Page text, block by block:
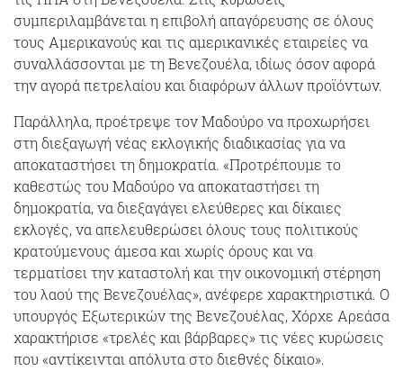
συμπεριλαμβάνεται η επιβολή απαγόρευσης σε όλους
τους Αμερικανούς και τις αμερικανικές εταιρείες να
συναλλάσσονται με τη Βενεζουέλα, ιδίως όσον αφορά
την αγορά πετρελαίου και διαφόρων άλλων προϊόντων.
Παράλληλα, προέτρεψε τον Μαδούρο να προχωρήσει
στη διεξαγωγή νέας εκλογικής διαδικασίας για να
αποκαταστήσει τη δημοκρατία. «Προτρέπουμε το
καθεστώς του Μαδούρο να αποκαταστήσει τη
δημοκρατία, να διεξαγάγει ελεύθερες και δίκαιες
εκλογές, να απελευθερώσει όλους τους πολιτικούς
κρατούμενους άμεσα και χωρίς όρους και να
τερματίσει την καταστολή και την οικονομική στέρηση
του λαού της Βενεζουέλας», ανέφερε χαρακτηριστικά. Ο
υπουργός Εξωτερικών της Βενεζουέλας, Χόρχε Αρεάσα
χαρακτήρισε «τρελές και βάρβαρες» τις νέες κυρώσεις
που «αντίκεινται απόλυτα στο διεθνές δίκαιο».